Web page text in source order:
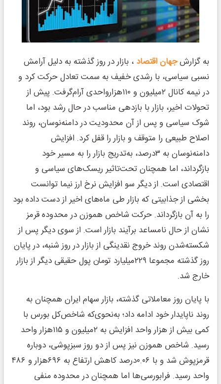
به گزارشجهان اقتصاد ، بازار در روز گذشته به دلیل آرامش
نسبی سیاسی، با رشدی خفیف به سمت تعادل حرکت کرد و
در نیمه کانال ۲‌میلیون و ۱۱۰‌هزار‌واحدی آرام‌گرفت. پیش از
تحولات اخیر، بازار با بازدهی مناسب در حال رشد بود، اما
شوک سیاسی و پس از آن محدودیت در دامنه‌نوسان، روند
اصلاح طبیعی را متوقف و بازار را قفل کرد. افزایش
دامنه‌نوسان به ۳‌درصد، به‌تدریج بازار را به مسیر خود
بازگرداند، اما همچنان تحت‌تاثیر ریسک‌های سیاسی و
اقتصادی است. از دیگر سو افزایش نرخ ارز نیما توانست
بخشی از جذابیتی که بازار طی ماه‌های اخیر از دست داده بود
را به آن بازگرداند. حرکت شاخص هموزن در محدوده قرمز
نشان از حال نامساعد برآیند بازار است. از سوی دیگر پس از
شکسته‌شدن روند خروج نقدینگی از بازار در روز شنبه، در پایان
روز گذشته مجموعا ۲۲۹‌میلیارد ‌تومان پول حقیقی دیگر از بازار
خارج شد.
با پایان روز معاملاتی گذشته، بازار سهام ایران همچنان به
روند ناپایدار خود ادامه داد؛ به‌نحوی‌که شاخص‌کل بورس با
کمی بیش از ‌هزار واحد افزایش به ۲‌میلیون و ۱۱۵‌هزار واحد
رسید. شاخص هموزن نیز پس از دو روز سبزپوشی، دوباره
قرمزپوش شد و با ۰.۰۶‌درصد کاهش ارتفاع به ۶۹۶‌هزار و ۴۸۶
واحد رسید. فرابورسی‌ها اما همچنان در محدوده منفی